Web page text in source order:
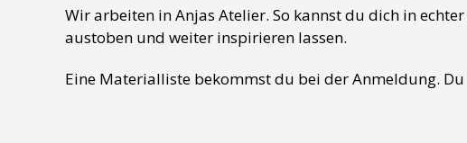
Wir arbeiten in Anjas Atelier. So kannst du dich in
austoben und weiter inspirieren lassen.
Eine Materialliste bekommst du bei der Anmeldung.